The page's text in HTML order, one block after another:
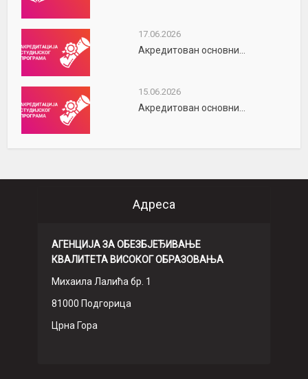
17.06.2026
Акредитован основни...
15.06.2026
Акредитован основни...
Адреса
АГЕНЦИЈА ЗА ОБЕЗБЈЕЂИВАЊЕ
КВАЛИТЕТА ВИСОКОГ ОБРАЗОВАЊА
Михаила Лалића бр. 1
81000 Подгорица
Црна Гора